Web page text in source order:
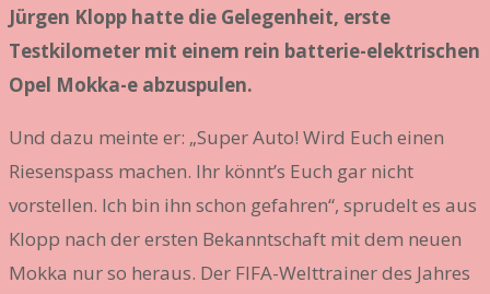
Jürgen Klopp hatte die Gelegenheit, erste
Testkilometer mit einem rein batterie-elektrischen
Opel Mokka-e abzuspulen.
Und dazu meinte er: „Super Auto! Wird Euch einen
Riesenspass machen. Ihr könnt’s Euch gar nicht
vorstellen. Ich bin ihn schon gefahren“, sprudelt es aus
Klopp nach der ersten Bekanntschaft mit dem neuen
Mokka nur so heraus. Der FIFA-Welttrainer des Jahres